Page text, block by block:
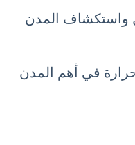
واستكشاف المدن
في أهم المدن